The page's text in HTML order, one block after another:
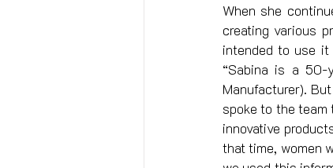
When she
creating various
intended to use
“Sabina is a 50-
Manufacturer).
spoke to the team
innovative
that time, women